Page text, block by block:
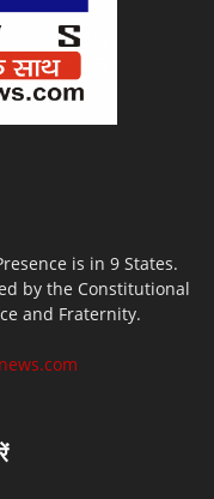
is in 9 States.
by the Constitutional
and Fraternity.